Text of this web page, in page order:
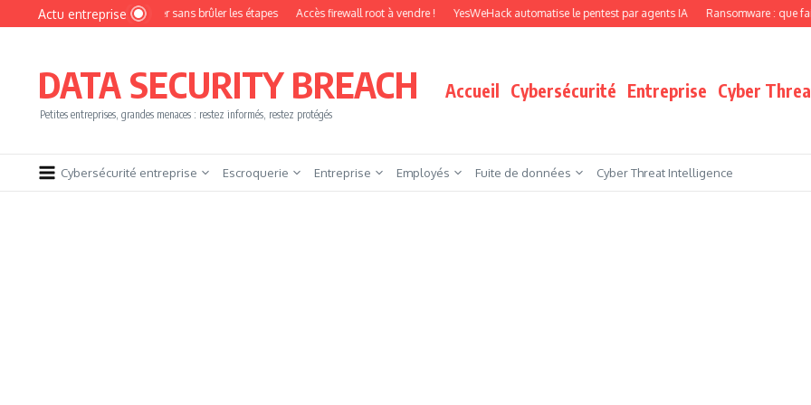
Aller au contenu
Actu entreprise
devenir pentester sans brûler les étapes Accès firewall root à vendre ! YesWeHack automatise le pentest par agents IA Ransomware : que faire quand
DATA SECURITY BREACH
Petites entreprises, grandes menaces : restez informés, restez protégés
Accueil Cybersécurité Entreprise Cyber
Cybersécurité entreprise Escroquerie Entreprise Employés Fuite de données Cyber Threat Intelligence